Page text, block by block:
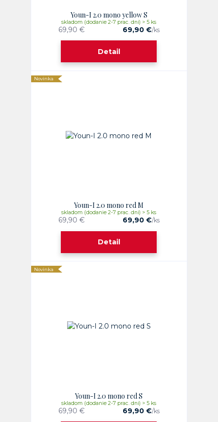
Youn-I 2.0 mono yellow S
69,90 € 69,90 €/ks
skladom (dodanie 2-7 prac. dni) > 5 ks
Detail
Novinka
Youn-I 2.0 mono red M
69,90 € 69,90 €/ks
skladom (dodanie 2-7 prac. dni) > 5 ks
Detail
Novinka
Youn-I 2.0 mono red S
69,90 € 69,90 €/ks
skladom (dodanie 2-7 prac. dni) > 5 ks